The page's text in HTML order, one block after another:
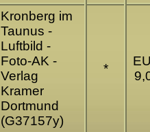
Kronberg im
Taunus -
Luftbild -
Foto-AK -
Verlag
Kramer
Dortmund
(G37157y)
*